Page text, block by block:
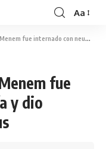
Aa
con neumonía y dio negativo de coronavirus
fue
y dio